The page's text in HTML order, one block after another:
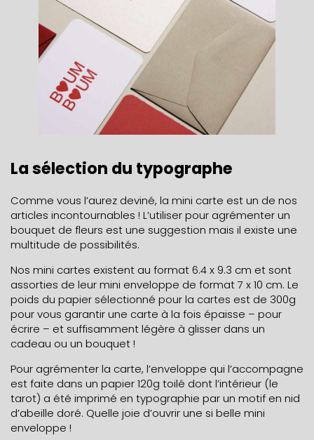
La sélection du typographe
Comme vous l’aurez deviné, la mini carte est un de nos
articles incontournables ! L’utiliser pour agrémenter un
bouquet de fleurs est une suggestion mais il existe une
multitude de possibilités.
Nos mini cartes existent au format 6.4 x 9.3 cm et sont
assorties de leur mini enveloppe de format 7 x 10 cm. Le
poids du papier sélectionné pour la cartes est de 300g
pour vous garantir une carte à la fois épaisse – pour
écrire – et suffisamment légère à glisser dans un
cadeau ou un bouquet !
Pour agrémenter la carte, l’enveloppe qui l’accompagne
est faite dans un papier 120g toilé dont l’intérieur (le
tarot) a été imprimé en typographie par un motif en nid
d’abeille doré. Quelle joie d’ouvrir une si belle mini
enveloppe !